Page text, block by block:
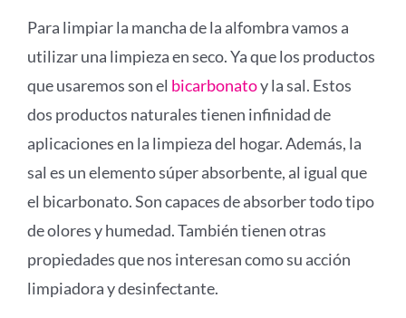
Para limpiar la mancha de la alfombra vamos a
utilizar una limpieza en seco. Ya que los productos
que usaremos son el bicarbonatoy la sal. Estos
dos productos naturales tienen infinidad de
aplicaciones en la limpieza del hogar. Además, la
sal es un elemento súper absorbente, al igual que
el bicarbonato. Son capaces de absorber todo tipo
de olores y humedad. También tienen otras
propiedades que nos interesan como su acción
limpiadora y desinfectante.